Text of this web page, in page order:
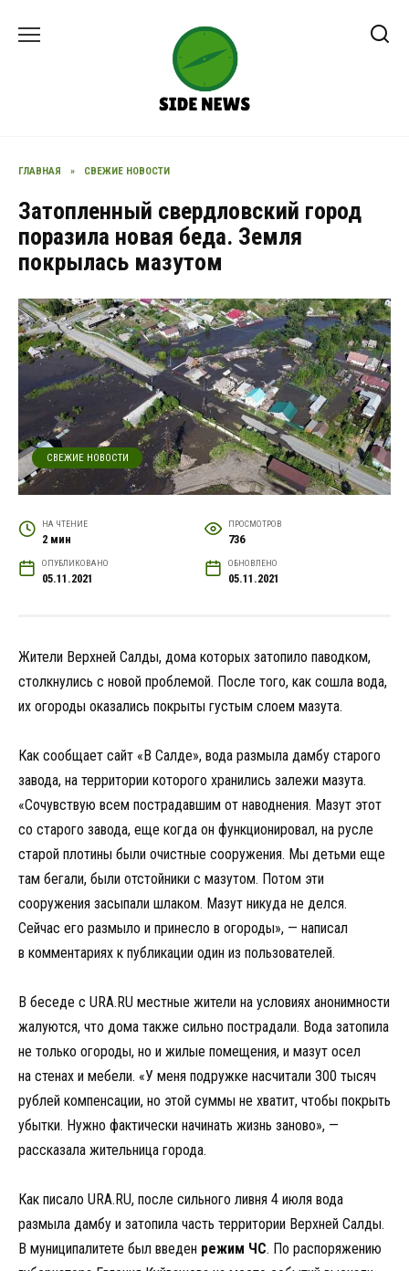
ГЛАВНАЯ » СВЕЖИЕ НОВОСТИ
Затопленный свердловский город
поразила новая беда. Земля
покрылась мазутом
СВЕЖИЕ НОВОСТИ
НА ЧТЕНИЕ
2 мин
ПРОСМОТРОВ
736
ОПУБЛИКОВАНО
05.11.2021
ОБНОВЛЕНО
05.11.2021
Жители Верхней Салды, дома которых затопило паводком,
столкнулись с новой проблемой. После того, как сошла вода,
их огороды оказались покрыты густым слоем мазута.
Как сообщает сайт «В Салде», вода размыла дамбу старого
завода, на территории которого хранились залежи мазута.
«Сочувствую всем пострадавшим от наводнения. Мазут этот
со старого завода, еще когда он функционировал, на русле
старой плотины были очистные сооружения. Мы детьми еще
там бегали, были отстойники с мазутом. Потом эти
сооружения засыпали шлаком. Мазут никуда не делся.
Сейчас его размыло и принесло в огороды», — написал
в комментариях к публикации один из пользователей.
В беседе с URA.RU местные жители на условиях анонимности
жалуются, что дома также сильно пострадали. Вода затопила
не только огороды, но и жилые помещения, и мазут осел
на стенах и мебели. «У меня подружке насчитали 300 тысяч
рублей компенсации, но этой суммы не хватит, чтобы покрыть
убытки. Нужно фактически начинать жизнь заново», —
рассказала жительница города.
Как писало URA.RU, после сильного ливня 4 июля вода
размыла дамбу и затопила часть территории Верхней Салды.
В муниципалитете был введен режим ЧС. По распоряжению